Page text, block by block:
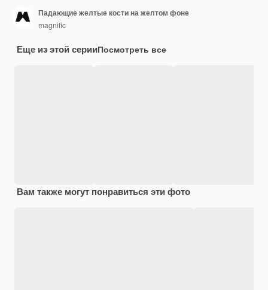
Падающие желтые кости на желтом фоне
magnific
Еще из этой серииПосмотреть все
Вам также могут понравиться эти фото